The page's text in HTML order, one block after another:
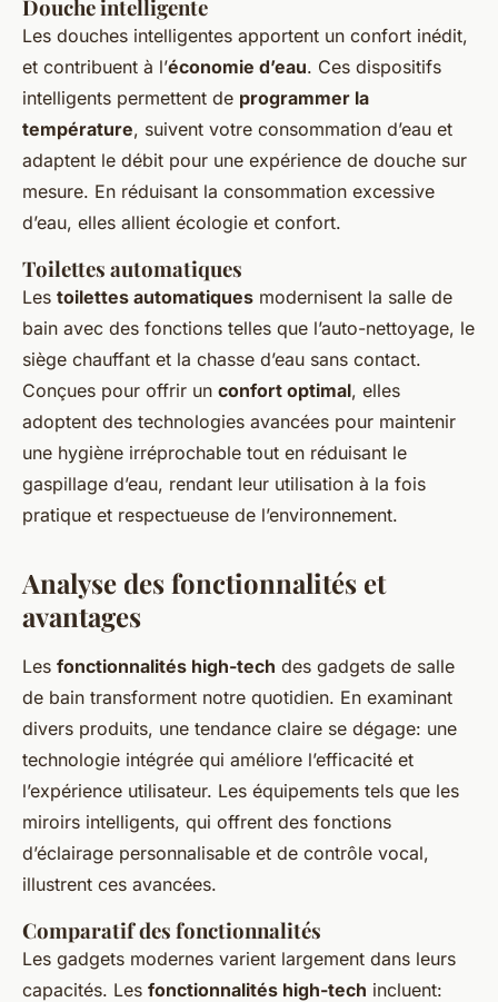
Douche intelligente
Les douches intelligentes apportent un confort inédit,
et contribuent à l’économie d’eau. Ces dispositifs
intelligents permettent de programmer la
température, suivent votre consommation d’eau et
adaptent le débit pour une expérience de douche sur
mesure. En réduisant la consommation excessive
d’eau, elles allient écologie et confort.
Toilettes automatiques
Les toilettes automatiques modernisent la salle de
bain avec des fonctions telles que l’auto-nettoyage, le
siège chauffant et la chasse d’eau sans contact.
Conçues pour offrir un confort optimal, elles
adoptent des technologies avancées pour maintenir
une hygiène irréprochable tout en réduisant le
gaspillage d’eau, rendant leur utilisation à la fois
pratique et respectueuse de l’environnement.
Analyse des fonctionnalités et
avantages
Les fonctionnalités high-tech des gadgets de salle
de bain transforment notre quotidien. En examinant
divers produits, une tendance claire se dégage: une
technologie intégrée qui améliore l’efficacité et
l’expérience utilisateur. Les équipements tels que les
miroirs intelligents, qui offrent des fonctions
d’éclairage personnalisable et de contrôle vocal,
illustrent ces avancées.
Comparatif des fonctionnalités
Les gadgets modernes varient largement dans leurs
capacités. Les fonctionnalités high-tech incluent: